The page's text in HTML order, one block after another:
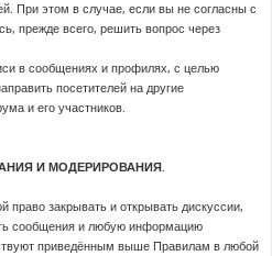
При этом в случае, если вы не согласны с
прежде всего, решить вопрос через
в сообщениях и профилях, с целью
посетителей на другие
и его участников.
И МОДЕРИРОВАНИЯ.
право закрывать и открывать дискуссии,
сообщения и любую информацию
приведённым выше Правилам в любой